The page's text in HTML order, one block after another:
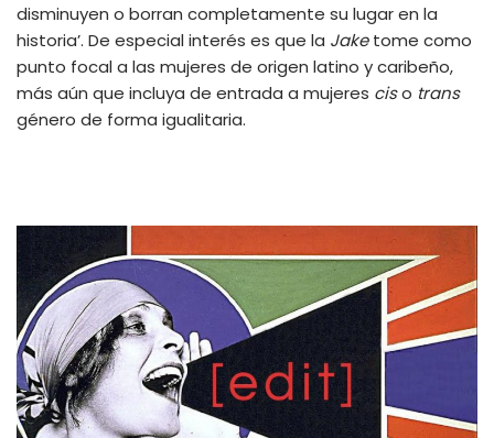
disminuyen o borran completamente su lugar en la
historia’. De especial interés es que la Jaketome como
punto focal a las mujeres de origen latino y caribeño,
más aún que incluya de entrada a mujeres ciso trans
género de forma igualitaria.